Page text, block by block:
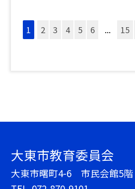
1 2 3 4 5 6 ... 15
大東市教育委員会
大東市曙町4-6 市民会館5階